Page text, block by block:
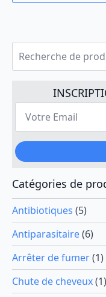
€40.00
variations.
Les
options
choisies
la
page
du
Recherche
pour :
Votre
Email
Catégories de
Antibiotiques (5)
Antiparasitaire(6)
Arrêter de fumer(1)
Chute de cheveux(1)